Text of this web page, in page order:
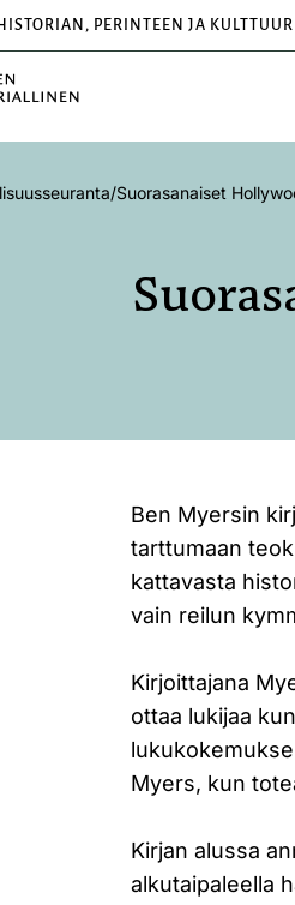
PERINTEEN JA
/Suorasanaiset
Ben Myersin
tarttumaan
kattavasta
vain reilun
Kirjoittajana
ottaa lukijaa
Myers, kun
Kirjan alussa
alkutaipaleella